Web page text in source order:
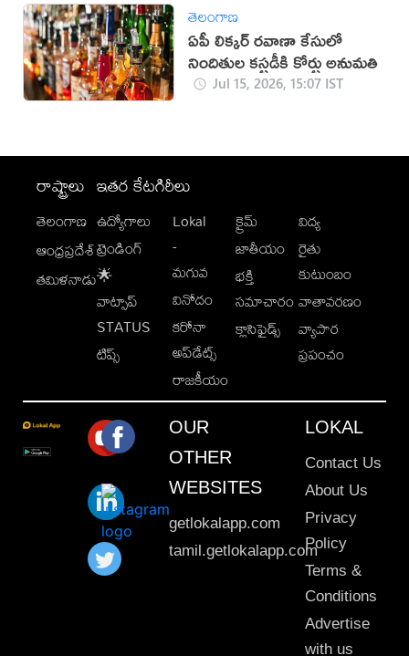
తెలంగాణ
ఏపీ లిక్కర్‌ రవాణా కేసులో
నిందితుల కస్టడీకి కోర్టు అనుమతి
Jul 15, 2026, 15:07 IST
రాష్ట్రాలు
తెలంగాణ
ఆంధ్రప్రదేశ్
తమిళనాడు
ఇతర కేటగిరీలు
ఉద్యోగాలు
ట్రెండింగ్
🌟
వాట్సాప్
STATUS
టిప్స్
Lokal
-
మగువ
వినోదం
కరోనా
అప్‌డేట్స్
రాజకీయం
క్రైమ్
జాతీయం
భక్తి
సమాచారం
క్లాసిఫైడ్స్
విద్య
రైతు
కుటుంబం
వాతావరణం
వ్యాపార
ప్రపంచం
OUR
OTHER
WEBSITES
getlokalapp.com
tamil.getlokalapp.com
LOKAL
Contact Us
About Us
Privacy
Policy
Terms &
Conditions
Advertise
with us